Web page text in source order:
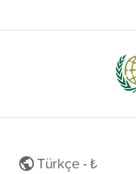
Türkçe - ₺